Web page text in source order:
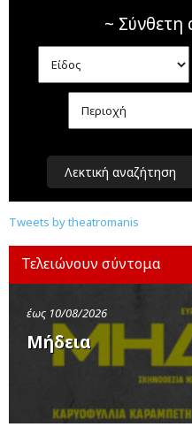
~
Λεκτική αναζήτηση
Tweets by theatromanis
Τελειώνουν σύντομα
έως 10/08/2026
Μήδεια